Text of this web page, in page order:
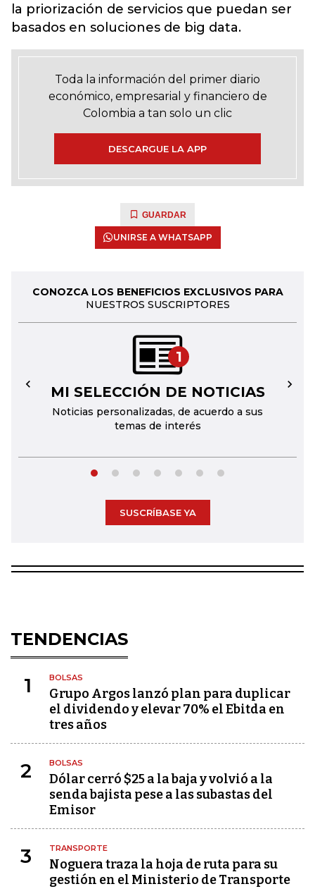
la priorización de servicios que puedan ser
basados en soluciones de big data.
Toda la información del primer diario
económico, empresarial y financiero de
Colombia a tan solo un clic
DESCARGUE LA APP
GUARDAR
UNIRSE A WHATSAPP
CONOZCA LOS BENEFICIOS EXCLUSIVOS PARA
NUESTROS SUSCRIPTORES
1
MI SELECCIÓN DE NOTICIAS
Noticias personalizadas, de acuerdo a sus
temas de interés
← →
SUSCRÍBASE YA
TENDENCIAS
1 BOLSAS
Grupo Argos lanzó plan para duplicar
el dividendo y elevar 70% el Ebitda en
tres años
2 BOLSAS
Dólar cerró $25 a la baja y volvió a la
senda bajista pese a las subastas del
Emisor
3 TRANSPORTE
Noguera traza la hoja de ruta para su
gestión en el Ministerio de Transporte